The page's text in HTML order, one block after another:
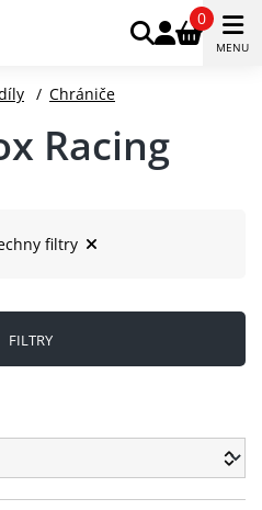
0
MENU
/ Chrániče
Racing
filtry